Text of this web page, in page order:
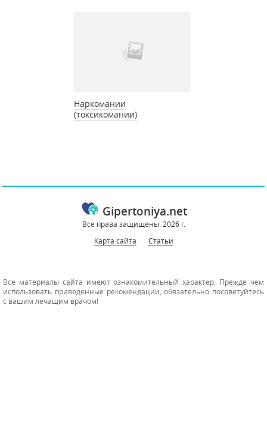
Наркомании
(токсикомании)
Gipertoniya.net
Все права защищены. 2026 г.
Карта сайта
Статьи
Все материалы сайта имеют ознакомительный характер. Прежде чем
использовать приведенные рекомендации, обязательно посоветуйтесь
с вашим лечащим врачом!